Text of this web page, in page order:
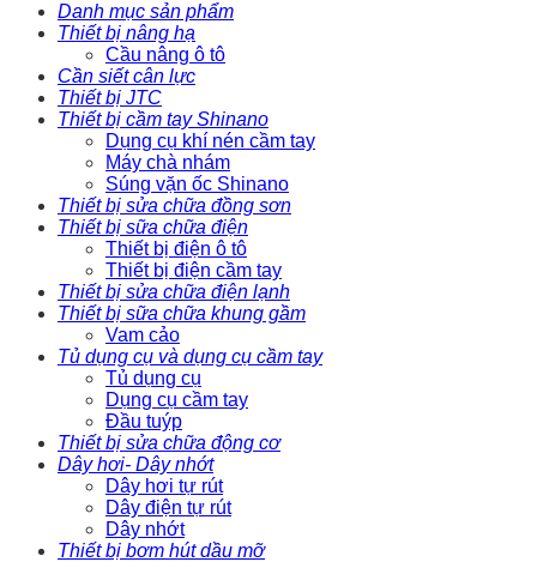
Danh mục sản phẩm
Thiết bị nâng hạ
Cầu nâng ô tô
Cần siết cân lực
Thiết bị JTC
Thiết bị cầm tay Shinano
Dụng cụ khí nén cầm tay
Máy chà nhám
Súng vặn ốc Shinano
Thiết bị sửa chữa đồng sơn
Thiết bị sữa chữa điện
Thiết bị điện ô tô
Thiết bị điện cầm tay
Thiết bị sửa chữa điện lạnh
Thiết bị sữa chữa khung gầm
Vam cảo
Tủ dụng cụ và dụng cụ cầm tay
Tủ dụng cụ
Dụng cụ cầm tay
Đầu tuýp
Thiết bị sửa chữa động cơ
Dây hơi- Dây nhớt
Dây hơi tự rút
Dây điện tự rút
Dây nhớt
Thiết bị bơm hút dầu mỡ